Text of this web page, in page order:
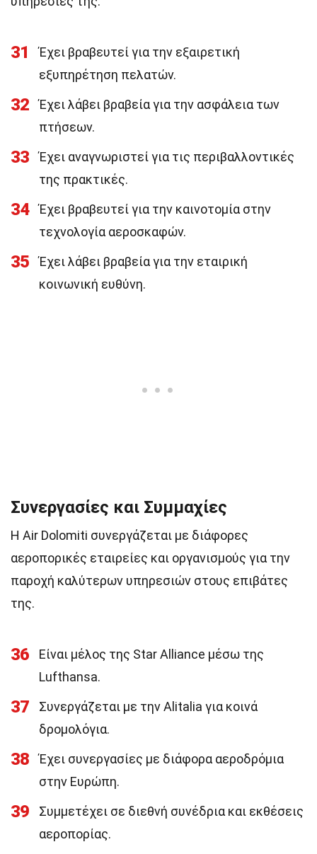
31
Έχει βραβευτεί για την εξαιρετική
εξυπηρέτηση πελατών.
32
Έχει λάβει βραβεία για την ασφάλεια των
πτήσεων.
33
Έχει αναγνωριστεί για τις περιβαλλοντικές
της πρακτικές.
34
Έχει βραβευτεί για την καινοτομία στην
τεχνολογία αεροσκαφών.
35
Έχει λάβει βραβεία για την εταιρική
κοινωνική ευθύνη.
Συνεργασίες και Συμμαχίες
Η Air Dolomiti συνεργάζεται με διάφορες
αεροπορικές εταιρείες και οργανισμούς για την
παροχή καλύτερων υπηρεσιών στους επιβάτες
της.
36
Είναι μέλος της Star Alliance μέσω της
Lufthansa.
37
Συνεργάζεται με την Alitalia για κοινά
δρομολόγια.
38
Έχει συνεργασίες με διάφορα αεροδρόμια
στην Ευρώπη.
39
Συμμετέχει σε διεθνή συνέδρια και εκθέσεις
αεροπορίας.